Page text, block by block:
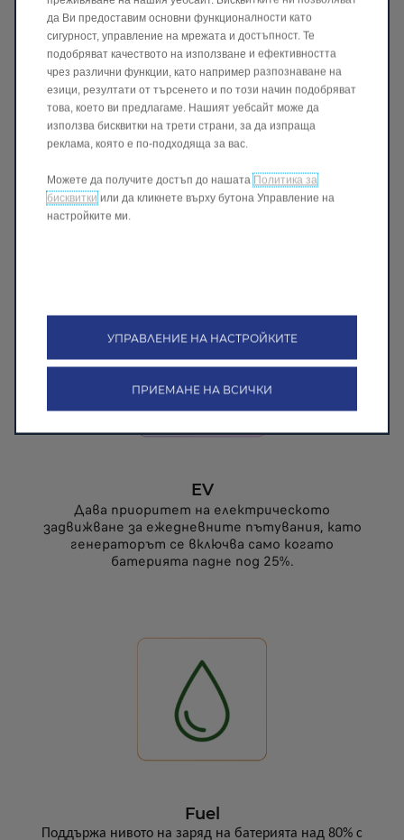
EV+
Максимизира използването на батерията, като
позволява стартиране набензиновия двигател
при спад под 9% от капацитета ѝ. Идеално решение
за удължаване на последните километри изцяло на
EV
Дава приоритет на електрическото
задвижване за ежедневните пътувания, като
генераторът се включва само когато
батерията падне под 25%.
Fuel
Поддържа нивото на заряд на батерията над 80% с
да Ви предоставим основни функционалности като
сигурност, управление на мрежата и достъпност. Те
подобряват качеството на използване и ефективността
чрез различни функции, като например разпознаване на
езици, резултати от търсенето и по този начин подобряват
това, което ви предлагаме. Нашият уебсайт може да
използва бисквитки на трети страни, за да изпраща
реклама, която е по-подходяща за вас.
Можете да получите достъп до нашата Политика за
бисквитки или да кликнете върху бутона Управление на
настройките ми.
УПРАВЛЕНИЕ НА НАСТРОЙКИТЕ
ПРИЕМАНЕ НА ВСИЧКИ